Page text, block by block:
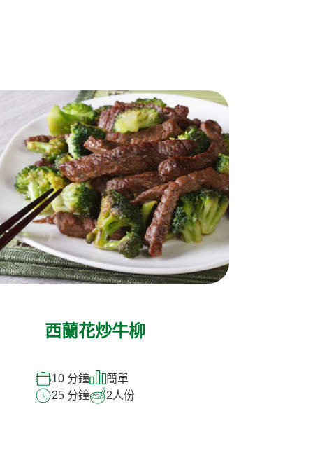
西蘭花炒牛柳
10 分鐘
簡單
25 分鐘
2人份